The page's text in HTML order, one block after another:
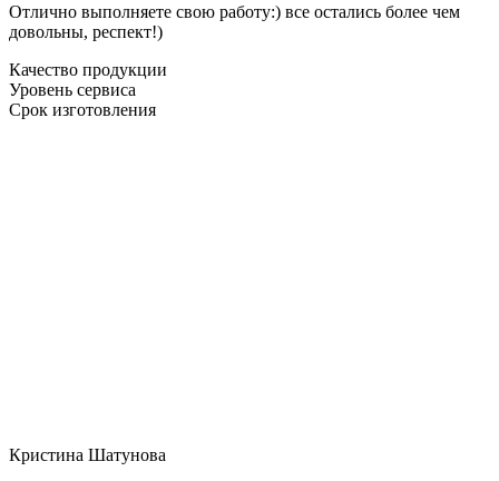
Отлично выполняете свою работу:) все остались более чем
довольны, респект!)
Качество продукции
Уровень сервиса
Срок изготовления
Кристина Шатунова